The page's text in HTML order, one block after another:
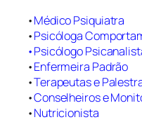
•Médico Psiquiatra
•Psicóloga
•Psicólogo
•Enfermeira Padrão
•Terapeutas e
•Conselheiros e
•Nutricionista